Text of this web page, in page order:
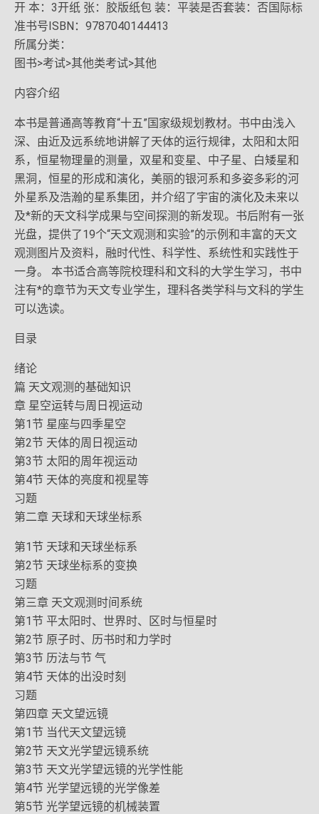
开 本：3开纸 张：胶版纸包 装：平装是否套装：否国际标
准书号ISBN：9787040144413
所属分类：
图书>考试>其他类考试>其他
内容介绍
本书是普通高等教育“十五”国家级规划教材。书中由浅入
深、由近及远系统地讲解了天体的运行规律，太阳和太阳
系，恒星物理量的测量，双星和变星、中子星、白矮星和
黑洞，恒星的形成和演化，美丽的银河系和多姿多彩的河
外星系及浩瀚的星系集团，并介绍了宇宙的演化及未来以
及*新的天文科学成果与空间探测的新发现。书后附有一张
光盘，提供了19个“天文观测和实验”的示例和丰富的天文
观测图片及资料，融时代性、科学性、系统性和实践性于
一身。 本书适合高等院校理科和文科的大学生学习，书中
注有*的章节为天文专业学生，理科各类学科与文科的学生
可以选读。
目录
绪论
篇 天文观测的基础知识
章 星空运转与周日视运动
第1节 星座与四季星空
第2节 天体的周日视运动
第3节 太阳的周年视运动
第4节 天体的亮度和视星等
习题
第二章 天球和天球坐标系
第1节 天球和天球坐标系
第2节 天球坐标系的变换
习题
第三章 天文观测时间系统
第1节 平太阳时、世界时、区时与恒星时
第2节 原子时、历书时和力学时
第3节 历法与节 气
第4节 天体的出没时刻
习题
第四章 天文望远镜
第1节 当代天文望远镜
第2节 天文光学望远镜系统
第3节 天文光学望远镜的光学性能
第4节 光学望远镜的光学像差
第5节 光学望远镜的机械装置